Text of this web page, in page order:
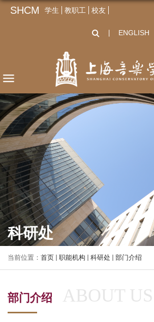
SHCM 学生 教职工 校友
ENGLISH
科研处
当前位置： 首页 职能机构 科研处 部门介绍
部门介绍